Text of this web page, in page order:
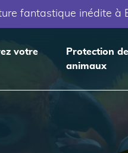
fantastique inédite à
votre
Protection
animaux